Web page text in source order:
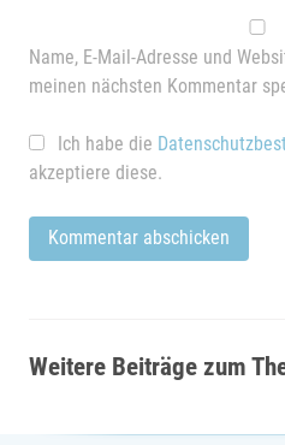
Name, E-Mail-Adresse und
meinen nächsten Kommentar
Ich habe die
akzeptiere diese.
Weitere Beiträge zum